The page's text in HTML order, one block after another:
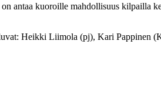
antaa kuoroille mahdollisuus kilpailla
Heikki Liimola (pj), Kari Pappinen